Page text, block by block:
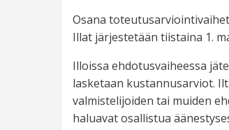
Osana
Illat järjestetään tiistaina 1.
Illoissa ehdotusvaiheessa
lasketaan kustannusarviot.
valmistelijoiden tai muiden
haluavat osallistua